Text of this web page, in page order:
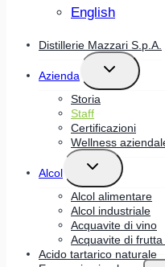
English
Distillerie Mazzari S.p.A.
Azienda
ALTERNA
MENU
FIGLIO
Storia
Staff
Certificazioni
Wellness
Alcol
ALTERNA
MENU
FIGLIO
Alcol alimentare
Alcol industriale
Acquavite di vino
Acquavite di
Acido tartarico naturale